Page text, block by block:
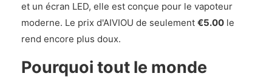
et un écran LED, elle est conçue pour le vapoteur
moderne. Le prix d'AIVIOU de seulement €5.00 le
rend encore plus doux.
Pourquoi tout le monde